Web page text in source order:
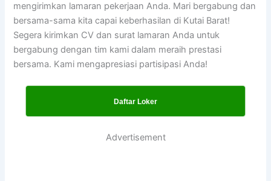
mengirimkan lamaran pekerjaan Anda. Mari bergabung dan
bersama-sama kita capai keberhasilan di Kutai Barat!
Segera kirimkan CV dan surat lamaran Anda untuk
bergabung dengan tim kami dalam meraih prestasi
bersama. Kami mengapresiasi partisipasi Anda!
Daftar Loker
Advertisement